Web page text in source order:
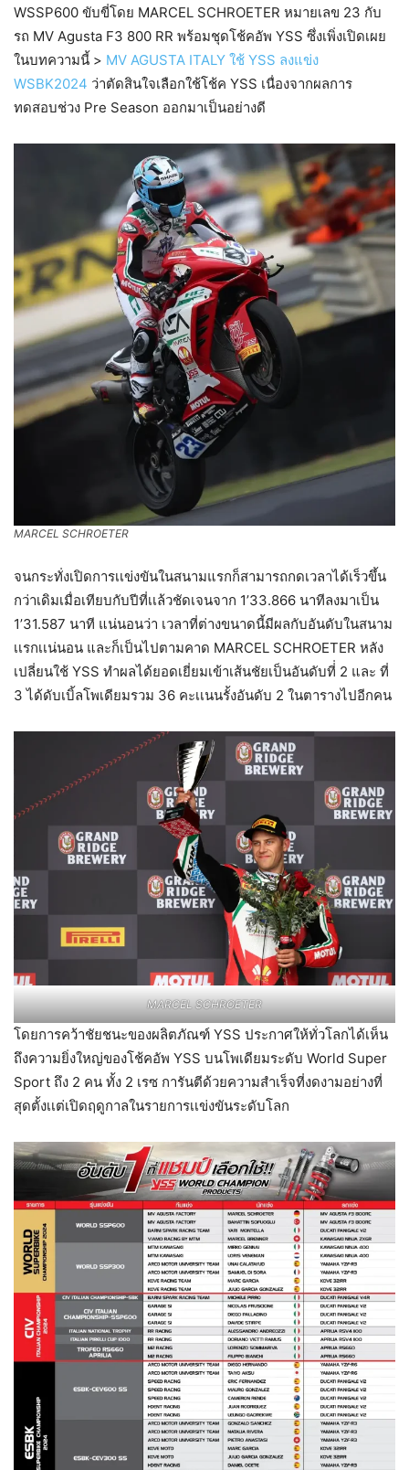
WSSP600 ขับขี่โดย MARCEL SCHROETER หมายเลข 23 กับ
รถ MV Agusta F3 800 RR พร้อมชุดโช้คอัพ YSS ซึ่งเพิ่งเปิดเผย
ในบทความนี้ > MV AGUSTA ITALY ใช้ YSS ลงแข่ง
WSBK2024 ว่าตัดสินใจเลือกใช้โช้ค YSS เนื่องจากผลการ
ทดสอบช่วง Pre Season ออกมาเป็นอย่างดี
MARCEL SCHROETER
จนกระทั่งเปิดการเเข่งขันในสนามแรกก็สามารถกดเวลาได้เร็วขึ้น
กว่าเดิมเมื่อเทียบกับปีที่เเล้วชัดเจนจาก 1’33.866 นาทีลงมาเป็น
1’31.587 นาที แน่นอนว่า เวลาที่ต่างขนาดนี้มีผลกับอันดับในสนาม
เเรกเเน่นอน และก็เป็นไปตามคาด MARCEL SCHROETER หลัง
เปลี่ยนใช้ YSS ทำผลได้ยอดเยี่ยมเข้าเส้นชัยเป็นอันดับที่่ 2 และ ที่
3 ได้ดับเบิ้ลโพเดียมรวม 36 คะเเนนรั้งอันดับ 2 ในตารางไปอีกคน
MARCEL SCHROETER
โดยการคว้าชัยชนะของผลิตภัณฑ์ YSS ประกาศให้ทั่วโลกได้เห็น
ถึงความยิ่งใหญ่ของโช้คอัพ YSS บนโพเดียมระดับ World Super
Sport ถึง 2 คน ทั้ง 2 เรซ การันตีด้วยความสำเร็จที่งดงามอย่างที่
สุดตั้งเเต่เปิดฤดูกาลในรายการเเข่งขันระดับโลก